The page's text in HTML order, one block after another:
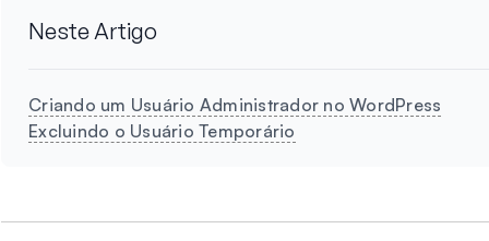
Neste Artigo
Criando um Usuário Administrador no WordPress
Excluindo o Usuário Temporário